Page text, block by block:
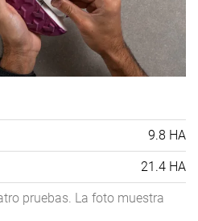
9.8 HA
21.4 HA
pruebas. La foto muestra